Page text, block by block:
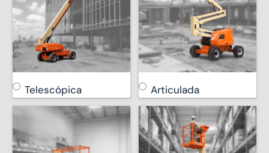
Telescópica Articulada